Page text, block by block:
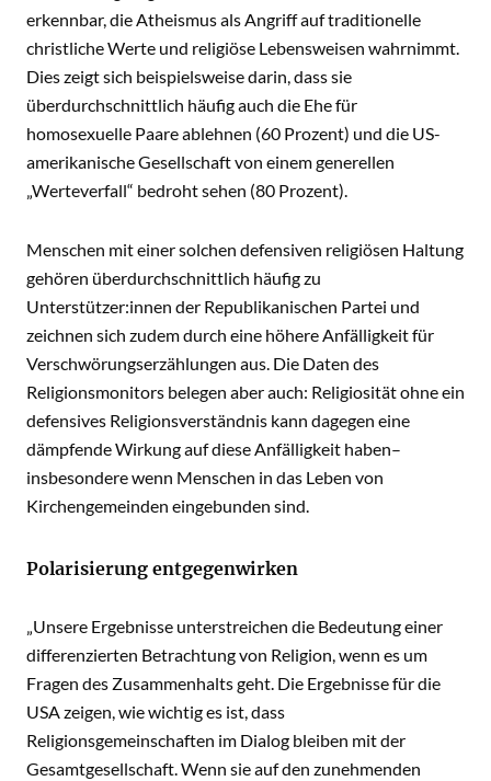
erkennbar, die Atheismus als Angriff auf traditionelle
christliche Werte und religiöse Lebensweisen wahrnimmt.
Dies zeigt sich beispielsweise darin, dass sie
überdurchschnittlich häufig auch die Ehe für
homosexuelle Paare ablehnen (60 Prozent) und die US-
amerikanische Gesellschaft von einem generellen
„Werteverfall“ bedroht sehen (80 Prozent).
Menschen mit einer solchen defensiven religiösen Haltung
gehören überdurchschnittlich häufig zu
Unterstützer:innen der Republikanischen Partei und
zeichnen sich zudem durch eine höhere Anfälligkeit für
Verschwörungserzählungen aus. Die Daten des
Religionsmonitors belegen aber auch: Religiosität ohne ein
defensives Religionsverständnis kann dagegen eine
dämpfende Wirkung auf diese Anfälligkeit haben–
insbesondere wenn Menschen in das Leben von
Kirchengemeinden eingebunden sind.
Polarisierung entgegenwirken
„Unsere Ergebnisse unterstreichen die Bedeutung einer
differenzierten Betrachtung von Religion, wenn es um
Fragen des Zusammenhalts geht. Die Ergebnisse für die
USA zeigen, wie wichtig es ist, dass
Religionsgemeinschaften im Dialog bleiben mit der
Gesamtgesellschaft. Wenn sie auf den zunehmenden